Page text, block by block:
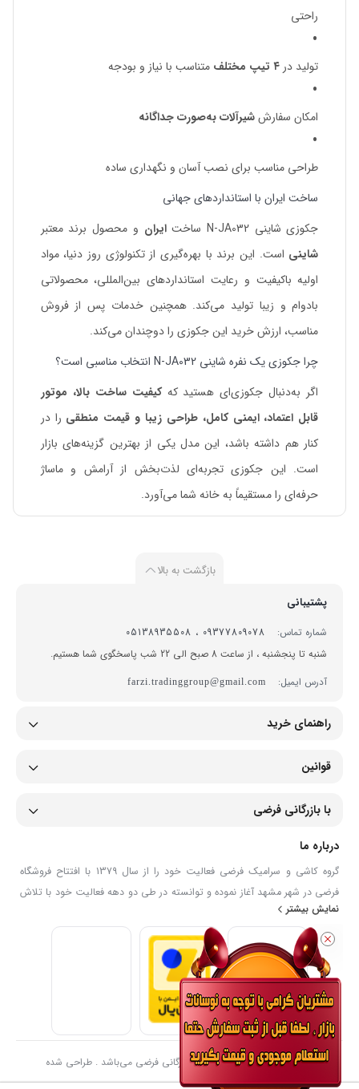
راحتی
تولید در ۴ تیپ مختلف متناسب با نیاز و بودجه
امکان سفارششیرآلات به‌صورت جداگانه
طراحی مناسب برای نصب آسان و نگهداری ساده
ساخت ایران با استانداردهای جهانی
جکوزی شاینی N-JA032 ساخت
ایران و محصول برند معتبر
شاینی است. این برند با بهره‌گیری از تکنولوژی روز دنیا، مواد
اولیه باکیفیت و رعایت استانداردهای بین‌المللی، محصولاتی
بادوام و زیبا تولید می‌کند. همچنین خدمات پس از فروش
مناسب، ارزش خرید این جکوزی را دوچندان می‌کند.
چرا جکوزی یک نفره شاینی N-JA032 انتخاب مناسبی است؟
اگر به‌دنبال جکوزی‌ای هستید کهکیفیت ساخت بالا، موتور
قابل اعتماد، ایمنی کامل، طراحی زیبا و قیمت منطقی را در
کنار هم داشته باشد، این مدل یکی از بهترین گزینه‌های بازار
است. این جکوزی تجربه‌ای لذت‌بخش از آرامش و ماساژ
حرفه‌ای را مستقیماً به خانه شما می‌آورد.
بازگشت به بالا
پشتیبانی
شماره تماس:
09377809078 ، 05138935508
شنبه تا پنجشنبه ، از ساعت 8 صبح الی 22 شب پاسخگوی شما هستیم.
آدرس ایمیل:
farzi.tradinggroup@gmail.com
راهنمای خرید
قوانین
با بازرگانی فرضی
درباره ما
گروه کاشی و سرامیک فرضی فعالیت خود را از سال 1379 با افتتاح فروشگاه
فرضی در شهر مشهد آغاز نموده و توانسته در طی دو دهه فعالیت خود با تلاش
و بکار گیری نیروهای توانمند و با اخذ نمایندگی از برند های لوکس و معتبر
ایرانی (کاشی لوتوس ، اسلب های زیگما ، سرامیک های برند SWT ، وان و
جکوزی شاینی ، شیرآلات کلار ، شیرآلات شودر ، محصولات داتیس و...) در زمینه
تامین متریال مورد نیاز پروژه های بزرگ توانسته ایم رزومه ی موفقی از خود
بجای بگذاریم.
نمایش بیشتر
کلیه حقوق این سایت متعلق به گروه بازرگانی فرضی می‌باشد . طراحی شده